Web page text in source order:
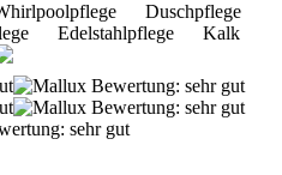
Duschpflege
Edelstahlpflege Kalk